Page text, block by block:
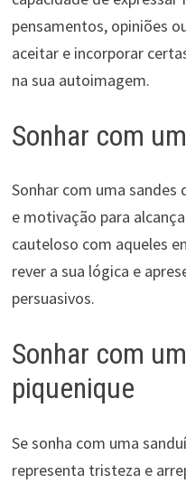
pensamentos, opiniões
aceitar e incorporar
na sua autoimagem.
Sonhar com
Sonhar com uma sandes
e motivação para
cauteloso com aqueles
rever a sua lógica e
persuasivos.
Sonhar com
piquenique
Se sonha com uma
representa tristeza e